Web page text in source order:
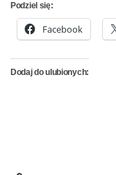
Podziel się:
Facebook
Dodaj do ulubionych: